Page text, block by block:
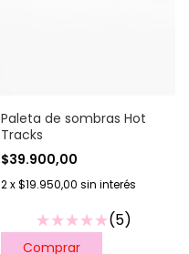
Paleta de sombras Hot
Tracks
$39.900,00
2 x$19.950,00 sin interés
(5)